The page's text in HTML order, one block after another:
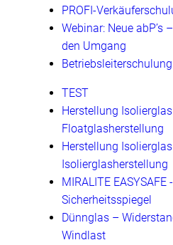
PROFI-
Webinar: Neue abP’s
den Umgang
Betriebsleiterschulung
TEST
Herstellung
Floatglasherstellung
Herstellung
Isolierglasherstellung
MIRALITE EASYSAFE
Sicherheitsspiegel
Dünnglas –
Windlast